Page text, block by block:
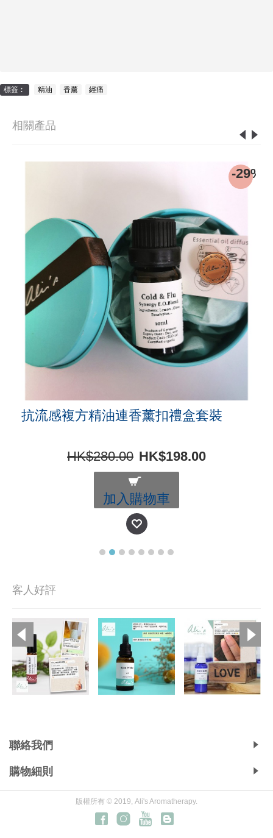
標簽︰ 精油 香薰 經痛
相關產品
-29%
抗流感複方精油連香薰扣禮盒套裝
HK$280.00 HK$198.00
加入購物車
客人好評
聯絡我們
購物細則
版權所有 © 2019, Ali's Aromatherapy.